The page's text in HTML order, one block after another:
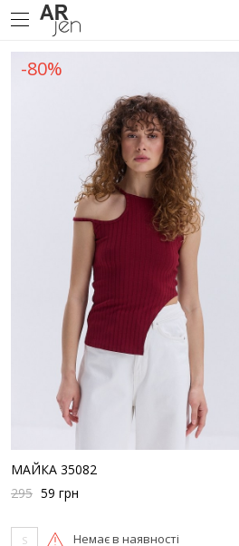
-80%
МАЙКА 35082
295 59 грн
S Немає в наявності